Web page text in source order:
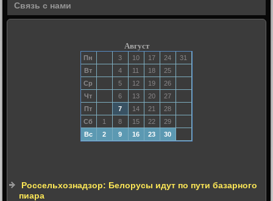
Связь с нами
Август
Пн 3 10 17 24
31
Вт
4 11 18
25
Ср
5 12 19
26
Чт
6 13 20
27
Пт
7 14 21
28
Сб
1 8 15 22
29
Вс
2 9 16 23 30
Россельхознадзор: Белорусы идут по пути базарного
пиара